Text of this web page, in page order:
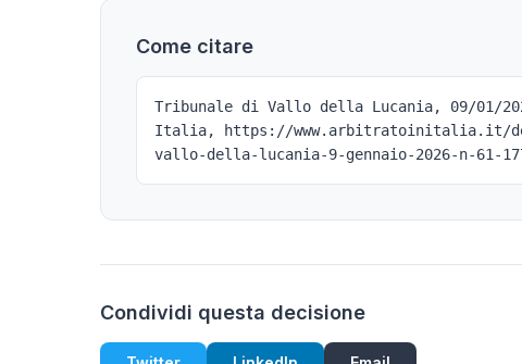
Come citare
Tribunale di Vallo della Lucania, 09/01/
Italia, https://www.arbitratoinitalia.it/
vallo-della-lucania-9-gennaio-2026-n-61-
Condividi questa decisione